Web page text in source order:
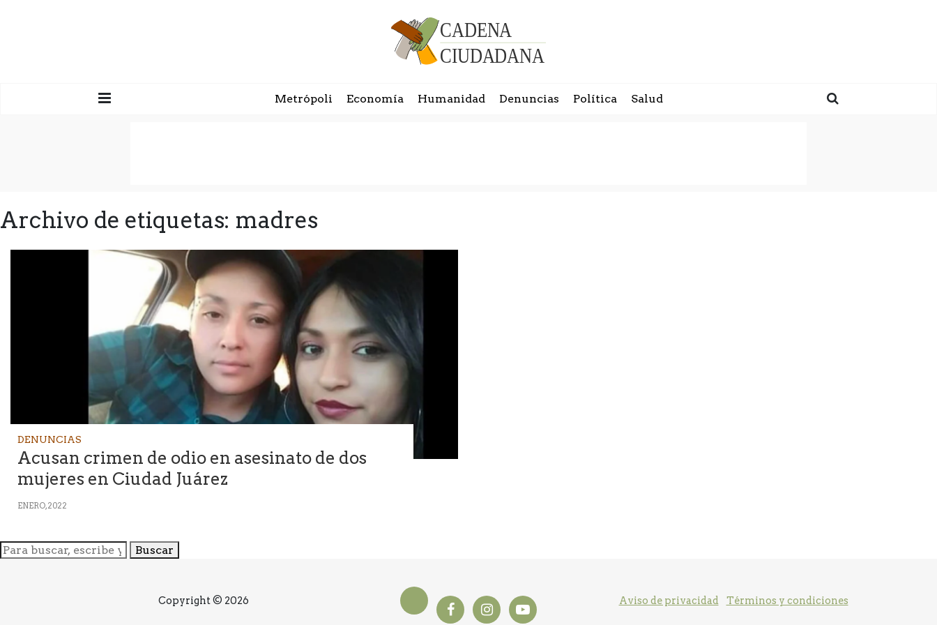
Metrópoli Economía Humanidad Denuncias Política Salud
Archivo de etiquetas: madres
DENUNCIAS
Acusan crimen de odio en asesinato de dos
mujeres en Ciudad Juárez
ENERO, 2022
Buscar
Copyright © 2026 Aviso de privacidad Términos y condiciones